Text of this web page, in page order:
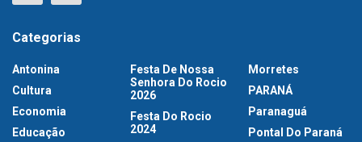
Categorias
Antonina
Cultura
Economia
Educação
Festa De Nossa
Senhora Do Rocio
2026
Festa Do Rocio
2024
Morretes
PARANÁ
Paranaguá
Pontal Do Paraná